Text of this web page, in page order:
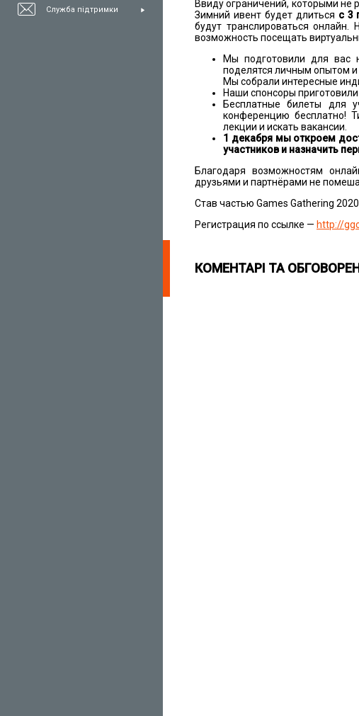
Служба підтримки
Ввиду ограничений, которыми не
Зимний ивент будет длиться с 3
будут транслироваться
возможность посещать
Мы подготовили для вас
поделятся личным опытом
Мы собрали интересные
Наши спонсоры
Бесплатные билеты для
конференцию бесплатно!
лекции и искать вакансии.
1 декабря мы откроем
участников и назначить
Благодаря возможностям
друзьями и партнёрами не
Став частью Games Gathering
Регистрация по ссылке — http://
КОМЕНТАРІ ТА